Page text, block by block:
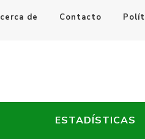
de Contacto
Fútbol
ESTADÍSTICAS